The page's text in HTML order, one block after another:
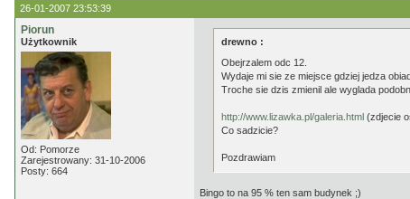
26-01-2007 23:53:39
Piorun
Użytkownik
Od: Pomorze
Zarejestrowany: 31-10-2006
Posty: 664
drewno :
Obejrzalem odc 12.
Wydaje mi sie ze miejsce gdziej jedza
Troche sie dzis zmienil ale wyglada
http://www.lizawka.pl/galeria.html (zdjecie
Co sadzicie?
Pozdrawiam
Bingo to na 95 % ten sam budynek ;)